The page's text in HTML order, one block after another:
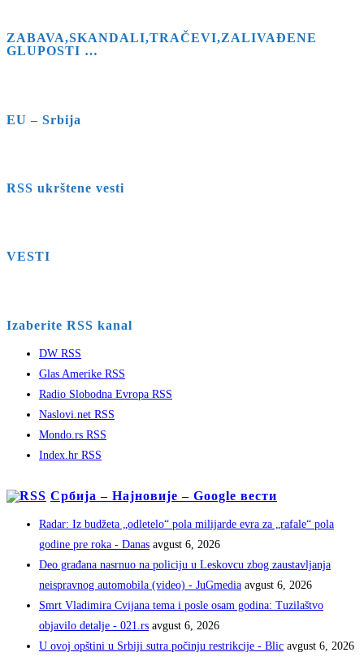
ZABAVA,SKANDALI,TRAČEVI,ZALIVAĐENE
GLUPOSTI …
EU – Srbija
RSS ukrštene vesti
VESTI
Izaberite RSS kanal
DW RSS
Glas Amerike RSS
Radio Slobodna Evropa RSS
Naslovi.net RSS
Mondo.rs RSS
Index.hr RSS
Србија – Најновије – Google вести
Radar: Iz budžeta „odletelo“ pola milijarde evra za „rafale“ pola
godine pre roka - Danas avgust 6, 2026
Deo građana nasrnuo na policiju u Leskovcu zbog zaustavljanja
neispravnog automobila (video) - JuGmedia avgust 6, 2026
Smrt Vladimira Cvijana tema i posle osam godina: Tuzilaštvo
objavilo detalje - 021.rs avgust 6, 2026
U ovoj opštini u Srbiji sutra počinju restrikcije - Blic avgust 6, 2026